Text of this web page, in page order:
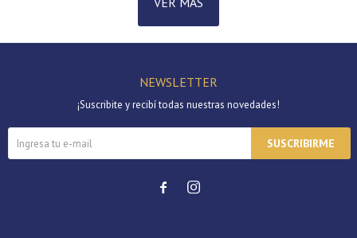
NEWSLETTER
¡Suscribite y recibí todas nuestras novedades!
SUSCRIBIRME
 